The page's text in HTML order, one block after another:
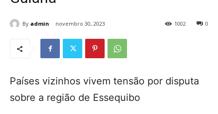
By admin novembro 30, 2023 0
1002
Países vizinhos vivem tensão por disputa
sobre a região de Essequibo